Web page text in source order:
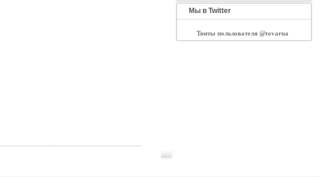
Мы в Twitter
Твиты пользователя @tovarua